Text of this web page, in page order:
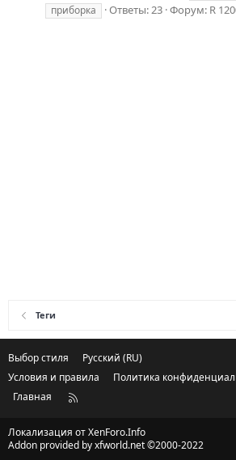
приборка
Ответы: 23 Форум: R
Теги
Выбор стиля
Русский (RU)
Условия и правила
Политика
Главная
R
Локализация отXenForo.Info
Addon provided by xfworld.net ©2000-2022